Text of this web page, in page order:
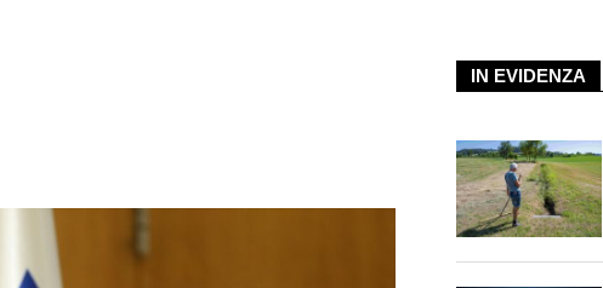
IN EVIDENZA